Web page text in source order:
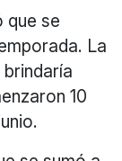
que se
La
10